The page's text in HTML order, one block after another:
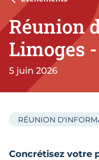
Réunion
Limoges
5 juin 2026
RÉUNION
Concrétisez votre